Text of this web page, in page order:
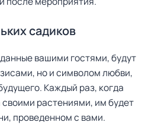
садиков
вашими гостями, будут
но и символом любви,
Каждый раз, когда
своими растениями, им будет
проведенном с вами.